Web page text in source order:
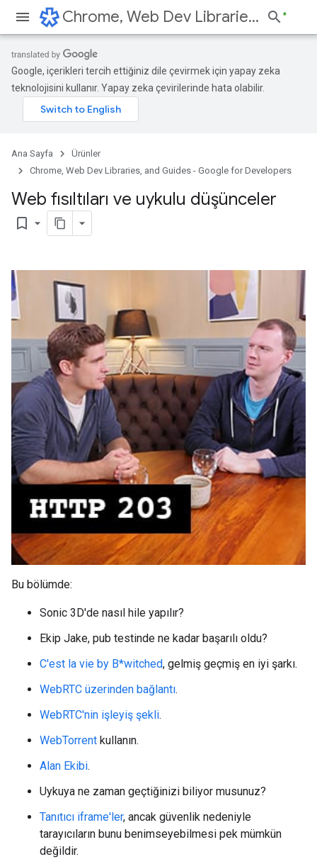
Chrome, Web Dev Libraries, and Guides - Google for Developers
Google, içerikleri tercih ettiğiniz dile çevirmek için yapay zeka
teknolojisini kullanır. Yapay zeka çevirilerinde hata olabilir.
Ana Sayfa
Ürünler
Chrome, Web Dev Libraries, and Guides - Google for Developers
Web fısıltıları ve uykulu düşünceler
bookmark_border
Bu bölümde:
Sonic 3D'de nasıl hile yapılır?
Ekip Jake, pub testinde ne kadar başarılı oldu?
C'est la vie by B*witched, gelmiş geçmiş en iyi şarkı.
WebRTC üzerinden bağlantı.
WebRTC'nin işleyiş şekli.
WebTorrent kullanın.
Alan Ekibi.
Uykuya ne zaman geçtiğinizi biliyor musunuz?
Tanıtıcı iframe'ler, ancak güvenlik nedeniyle
tarayıcıların bunu benimseyebilmesi pek mümkün
değildir.